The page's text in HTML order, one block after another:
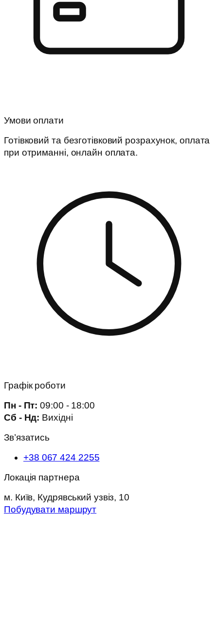
Умови оплати
Готівковий та безготівковий розрахунок, оплата
при отриманні, онлайн оплата.
Графік роботи
Пн - Пт: 09:00 - 18:00
Сб - Нд: Вихідні
Зв’язатись
+38 067 424 2255
Локація партнера
м. Київ, Кудрявський узвіз, 10
Побудувати маршрут